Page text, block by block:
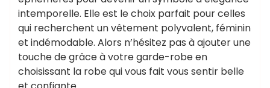
intemporelle. Elle est le choix parfait pour celles
qui recherchent un vêtement polyvalent, féminin
et indémodable. Alors n’hésitez pas à ajouter une
touche de grâce à votre garde-robe en
choisissant la robe qui vous fait vous sentir belle